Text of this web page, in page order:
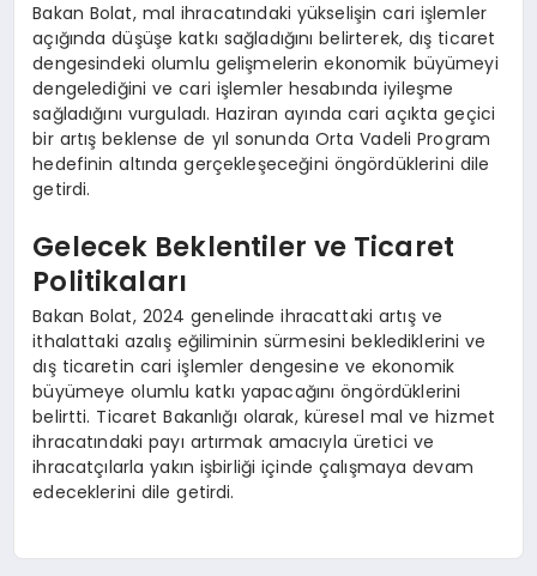
Bakan Bolat, mal ihracatındaki yükselişin cari işlemler
açığında düşüşe katkı sağladığını belirterek, dış ticaret
dengesindeki olumlu gelişmelerin ekonomik büyümeyi
dengelediğini ve cari işlemler hesabında iyileşme
sağladığını vurguladı. Haziran ayında cari açıkta geçici
bir artış beklense de yıl sonunda Orta Vadeli Program
hedefinin altında gerçekleşeceğini öngördüklerini dile
getirdi.
Gelecek Beklentiler ve Ticaret
Politikaları
Bakan Bolat, 2024 genelinde ihracattaki artış ve
ithalattaki azalış eğiliminin sürmesini beklediklerini ve
dış ticaretin cari işlemler dengesine ve ekonomik
büyümeye olumlu katkı yapacağını öngördüklerini
belirtti. Ticaret Bakanlığı olarak, küresel mal ve hizmet
ihracatındaki payı artırmak amacıyla üretici ve
ihracatçılarla yakın işbirliği içinde çalışmaya devam
edeceklerini dile getirdi.